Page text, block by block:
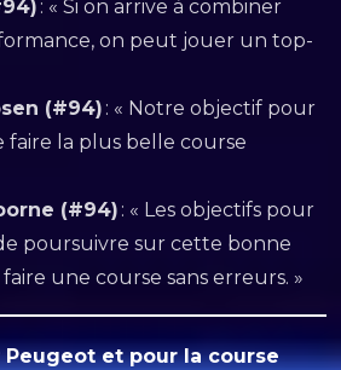
: « Si on arrive à combiner
on peut jouer un top-
(#94) : « Notre objectif pour
faire la plus belle course
(#94) : « Les objectifs pour
poursuivre sur cette bonne
une course sans erreurs. »
Peugeot et pour la course